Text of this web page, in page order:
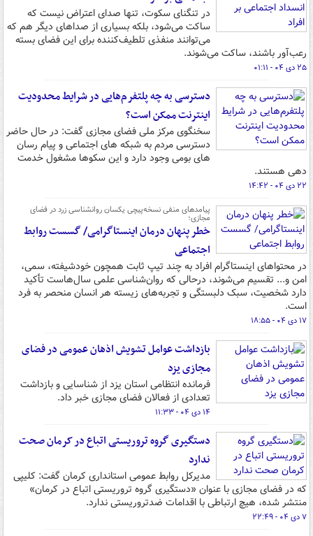
در تنگنای سکوت، تنها صدای اعتراض نیست که
ساکت می‌شود، بلکه بسیاری از صداهای دیگر هم که
می‌توانند منفذی تلطیف‌کننده برای این فضای بسته
رعب‌آور باشند، ساکت می‌شوند.
۲۵ دی ۰۴ - ۰۱:۱۱
دسترسی به چه پلتفرم‌هایی در شرایط محدودیت
اینترنت ممکن است؟
سخنگوی مرکز ملی فضای مجازی گفت: در حال حاضر
دسترسی مردم به شبکه های اجتماعی و پیام رسان
های بومی وجود دارد و این سکوها مشغول خدمت
دهی هستند.
۲۲ دی ۰۴ - ۱۴:۴۲
پیامدهای منفی نسخه‌پیچی یکسان روانشناسی زرد در فضای
مجازی؛
خطر پنهان درمان اینستاگرامی/ گسست روابط
اجتماعی
در محتواهای اینستاگرام افراد به چند تیپ ثابت همچون خودشیفته، سمی،
امن و... تقسیم می‌شوند، درحالی که روان‌شناسی علمی سال‌هاست تأکید
دارد شخصیت، سبک دلبستگی و تجربه‌های زیسته هر انسان منحصر به فرد
است.
۱۷ دی ۰۴ - ۱۸:۵۵
بازداشت عوامل تشویش اذهان عمومی در فضای
مجازی یزد
فرمانده انتظامی استان یزد از شناسایی و بازداشت
تعدادی از فعالان فضای مجازی خبر داد.
۱۴ دی ۰۴ - ۱۱:۳۳
دستگیری گروه تروریستی اتباع در کرمان صحت
ندارد
مدیرکل روابط عمومی استانداری کرمان گفت: کلیپی
که در فضای مجازی با عنوان «دستگیری گروه تروریستی اتباع در کرمان»
منتشر شده، هیچ ارتباطی با اقدامات ضدتروریستی ندارد.
۷ دی ۰۴ - ۲۲:۴۹